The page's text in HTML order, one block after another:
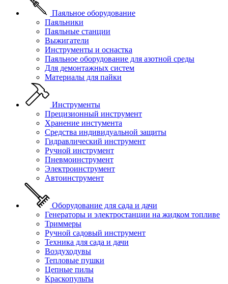
Паяльное оборудование
Паяльники
Паяльные станции
Выжигатели
Инструменты и оснастка
Паяльное оборудование для азотной среды
Для демонтажных систем
Материалы для пайки
Инструменты
Прецизионный инструмент
Хранение инстумента
Средства индивидуальной защиты
Гидравлический инструмент
Ручной инструмент
Пневмоинструмент
Электроинструмент
Автоинструмент
Оборудование для сада и дачи
Генераторы и электростанции на жидком топливе
Триммеры
Ручной садовый инструмент
Техника для сада и дачи
Воздуходувы
Тепловые пушки
Цепные пилы
Краскопульты